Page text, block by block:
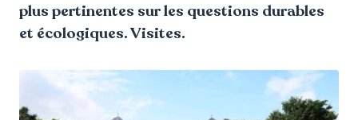
plus pertinentes sur les questions durables
et écologiques. Visites.